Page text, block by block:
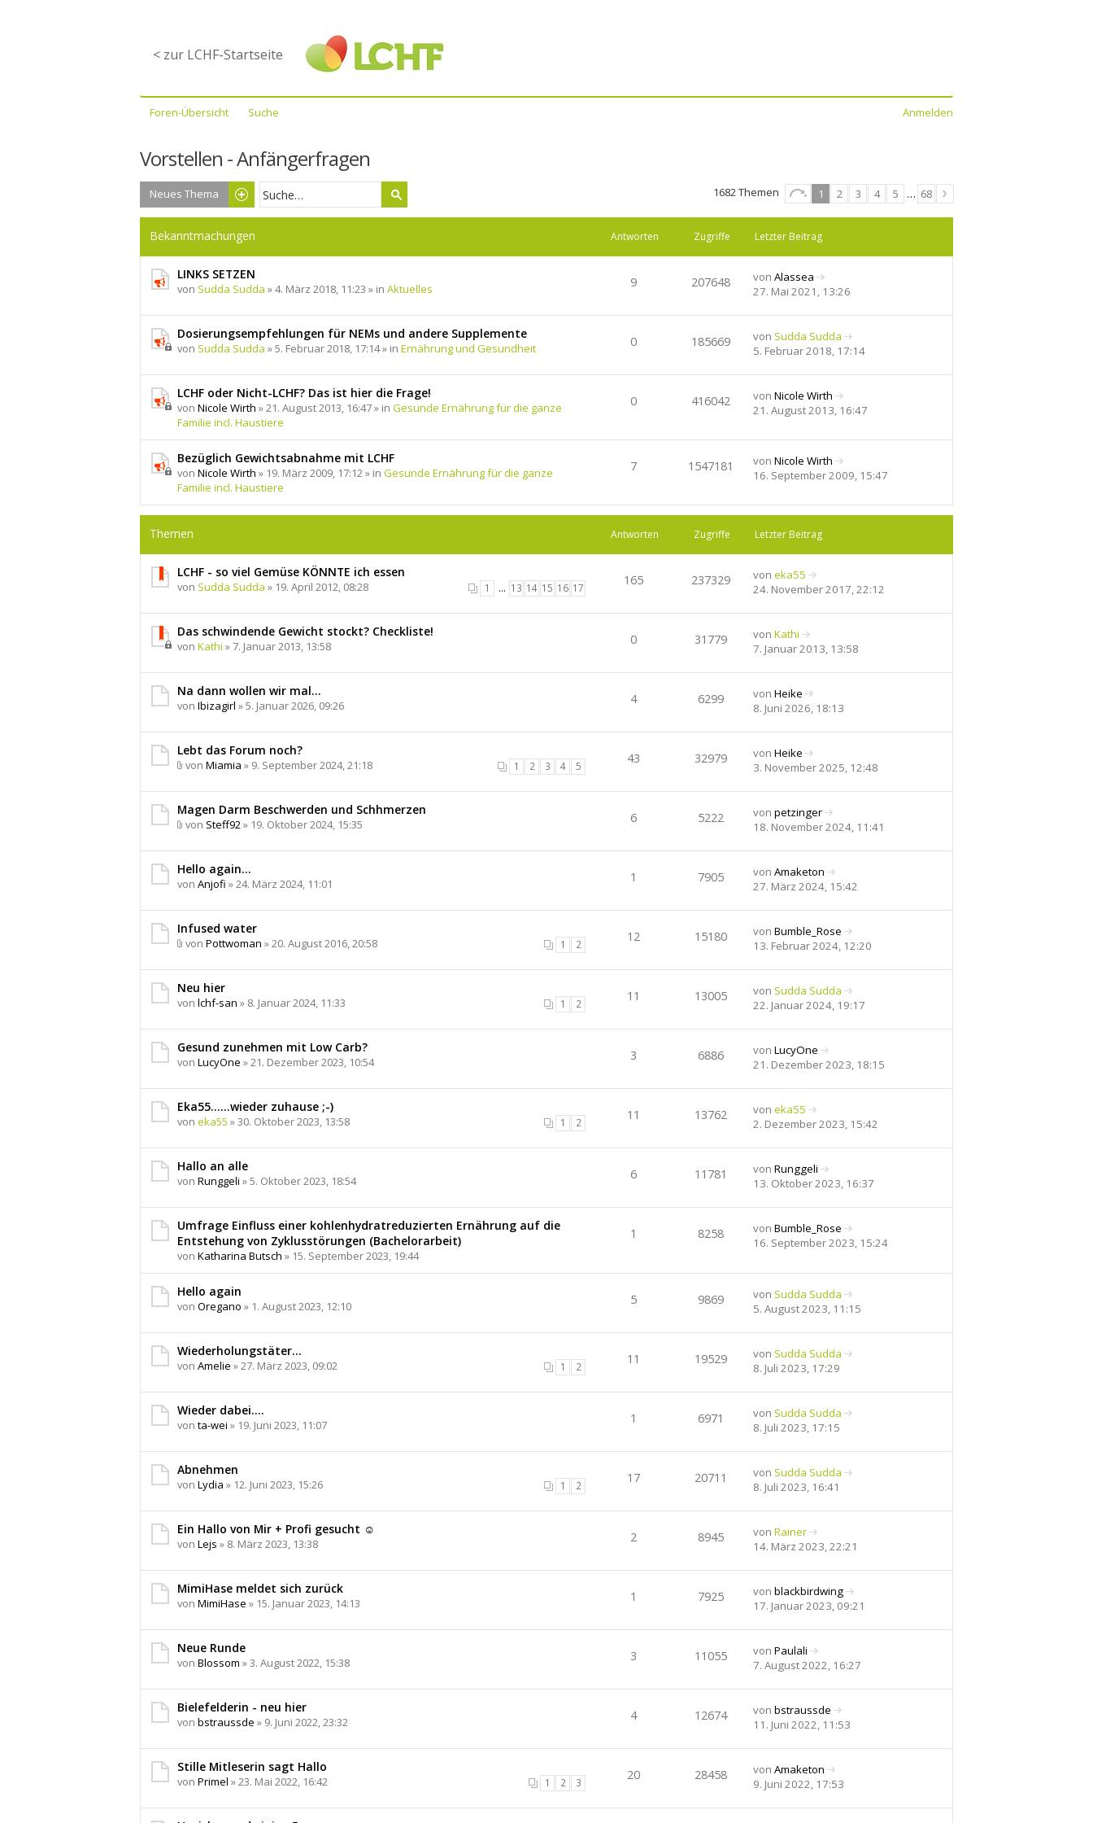
< zur LCHF-Startseite
Foren-Übersicht Suche Anmelden
Vorstellen - Anfängerfragen
Neues Thema 1682 Themen 1 2 3 4 5 … 68
Bekanntmachungen Antworten Zugriffe Letzter Beitrag
LINKS SETZEN
von Sudda Sudda » 4. März 2018, 11:23 » in Aktuelles 9 207648 von Alassea
N
u
e
s
e
r
B
r
a
27. Mai 2021, 13:26
Dosierungsempfehlungen für NEMs und andere Supplemente
von Sudda Sudda » 5. Februar 2018, 17:14 » in Ernährung und Gesundheit 0 185669 von Sudda Sudda
N
u
s
e
t
g
5. Februar 2018, 17:14
LCHF oder Nicht-LCHF? Das ist hier die Frage!
von Nicole Wirth » 21. August 2013, 16:47 » in Gesunde Ernährung für die ganze
Familie incl. Haustiere
0 416042 von Nicole Wirth
N
u
t
r
i
r
a
g
21. August 2013, 16:47
Bezüglich Gewichtsabnahme mit LCHF
von Nicole Wirth » 19. März 2009, 17:12 » in Gesunde Ernährung für die ganze
Familie incl. Haustiere
7 1547181 von Nicole Wirth
N
u
e
B
i
r
g
16. September 2009, 15:47
Themen Antworten Zugriffe Letzter Beitrag
LCHF - so viel Gemüse KÖNNTE ich essen
1 … 13 14 15 16 17
von Sudda Sudda » 19. April 2012, 08:28 165 237329 von eka55
N
u
s
e
B
i
r
a
g
24. November 2017, 22:12
Das schwindende Gewicht stockt? Checkliste!
von Kathi » 7. Januar 2013, 13:58 0 31779 von Kathi
N
u
e
t
e
r
B
i
r
a
g
7. Januar 2013, 13:58
Na dann wollen wir mal...
von Ibizagirl » 5. Januar 2026, 09:26 4 6299 von Heike
N
u
s
e
r
B
i
r
a
g
8. Juni 2026, 18:13
Lebt das Forum noch?
1 2 3 4 5
a
t
e
a
n
h
n
g
von Miamia » 9. September 2024, 21:18 43 32979 von Heike
N
u
e
s
e
r
B
i
t
r
a
g
3. November 2025, 12:48
Magen Darm Beschwerden und Schhmerzen
a
t
e
a
n
h
n
g
von Steff92» 19. Oktober 2024, 15:35 6 5222 von petzinger
N
u
e
s
e
r
B
e
i
t
r
a
g
18. November 2024, 11:41
Hello again…
von Anjofi » 24. März 2024, 11:01 1 7905 von Amaketon
N
u
e
s
t
e
r
B
i
r
a
g
27. März 2024, 15:42
Infused water
1 2
a
t
e
a
n
h
n
g
von Pottwoman » 20. August 2016, 20:58 12 15180 von Bumble_Rose
N
u
s
e
B
i
r
a
g
13. Februar 2024, 12:20
Neu hier
1 2
von lchf-san » 8. Januar 2024, 11:33 11 13005 von Sudda Sudda
N
u
s
e
B
i
r
a
g
22. Januar 2024, 19:17
Gesund zunehmen mit Low Carb?
von LucyOne » 21. Dezember 2023, 10:54 3 6886 von LucyOne
N
u
s
e
B
i
r
a
21. Dezember 2023, 18:15
Eka55......wieder zuhause ;-)
1 2
von eka55 » 30. Oktober 2023, 13:58 11 13762 von eka55
N
u
s
e
r
B
r
a
2. Dezember 2023, 15:42
Hallo an alle
von Runggeli » 5. Oktober 2023, 18:54 6 11781 von Runggeli
N
u
e
s
B
e
r
a
13. Oktober 2023, 16:37
Umfrage Einfluss einer kohlenhydratreduzierten Ernährung auf die
Entstehung von Zyklusstörungen (Bachelorarbeit)
von Katharina Butsch » 15. September 2023, 19:44
1 8258 von Bumble_Rose
N
t
16. September 2023, 15:24
Hello again
von Oregano » 1. August 2023, 12:10 5 9869 von Sudda Sudda
N
u
e
i
g
5. August 2023, 11:15
Wiederholungstäter…
1 2
von Amelie » 27. März 2023, 09:02 11 19529 von Sudda Sudda
u
e
i
r
a
g
8. Juli 2023, 17:29
Wieder dabei....
von ta-wei » 19. Juni 2023, 11:07 1 6971 von Sudda Sudda
u
e
B
i
r
a
g
8. Juli 2023, 17:15
Abnehmen
1 2
von Lydia » 12. Juni 2023, 15:26 17 20711 von Sudda Sudda
u
s
e
B
i
r
a
g
8. Juli 2023, 16:41
Ein Hallo von Mir + Profi gesucht ☺️
von Lejs » 8. März 2023, 13:38 2 8945 von Rainer
N
u
e
s
e
B
i
r
a
g
14. März 2023, 22:21
MimiHase meldet sich zurück
von MimiHase » 15. Januar 2023, 14:13 1 7925 von blackbirdwing
N
u
s
e
i
g
17. Januar 2023, 09:21
Neue Runde
von Blossom » 3. August 2022, 15:38 3 11055 von Paulali
N
u
e
s
e
r
B
i
7. August 2022, 16:27
Bielefelderin - neu hier
von bstraussde » 9. Juni 2022, 23:32 4 12674 von bstraussde
N
u
s
e
11. Juni 2022, 11:53
Stille Mitleserin sagt Hallo
1 2 3
von Primel » 23. Mai 2022, 16:42 20 28458 von Amaketon
N
u
9. Juni 2022, 17:53